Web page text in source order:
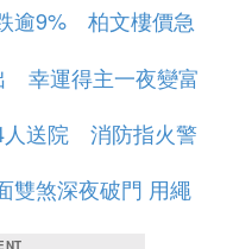
逾9% 柏文樓價急
幸運得主一夜變富
人送院 消防指火警
雙煞深夜破門 用繩